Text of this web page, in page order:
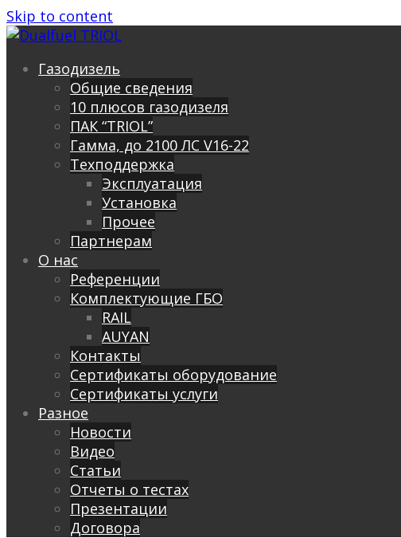
Skip to content
Газодизель
Общие сведения
10 плюсов газодизеля
ПАК “TRIOL”
Гамма, до 2100 ЛС V16-22
Техподдержка
Эксплуатация
Установка
Прочее
Партнерам
О нас
Референции
Комплектующие ГБО
RAIL
AUYAN
Контакты
Сертификаты оборудование
Сертификаты услуги
Разное
Новости
Видео
Cтатьи
Отчеты о тестах
Презентации
Договора